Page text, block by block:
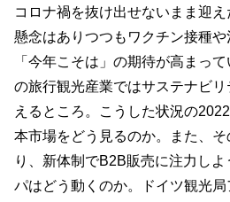
コロナ禍を抜け出せないまま迎
懸念はありつつもワクチン接種
「今年こそは」の期待が高まっ
の旅行観光産業ではサステナビ
えるところ。こうした状況の
本市場をどう見るのか。また、
り、新体制でB2B販売に注力し
パはどう動くのか。ドイツ観光